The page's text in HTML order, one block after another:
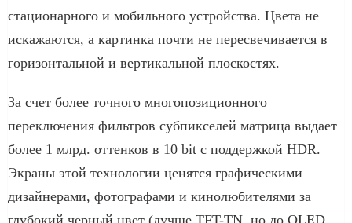
стационарного и мобильного устройства. Цвета не
искажаются, а картинка почти не пересвечивается в
горизонтальной и вертикальной плоскостях.
За счет более точного многопозиционного
переключения фильтров субпикселей матрица выдает
более 1 млрд. оттенков в 10 bit с поддержкой HDR.
Экраны этой технологии ценятся графическими
дизайнерами, фотографами и кинолюбителями за
глубокий черный цвет (лучше TFT-TN, но до OLED